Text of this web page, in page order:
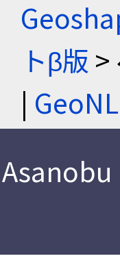
トβ版 >
|
Asanobu